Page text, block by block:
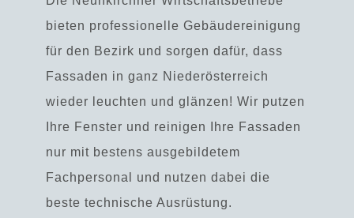
bieten professionelle Gebäudereinigung
für den Bezirk und sorgen dafür, dass
Fassaden in ganz Niederösterreich
wieder leuchten und glänzen! Wir putzen
Ihre Fenster und reinigen Ihre Fassaden
nur mit bestens ausgebildetem
Fachpersonal und nutzen dabei die
beste technische Ausrüstung.